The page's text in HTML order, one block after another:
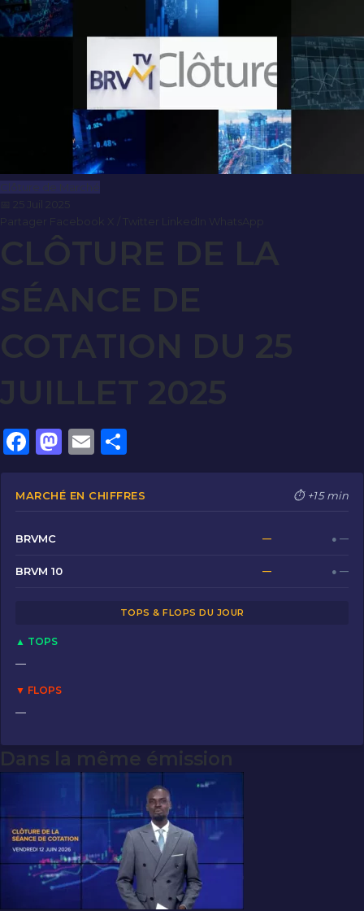
Clôture de Marché
CLÔTURE DE LA
SÉANCE DE
COTATION DU 25
JUILLET 2025
F
a
c
b
o
o
M
a
st
o
n
E
m
ai
ar
ta
MARCHÉ EN CHIFFRES ⏱ +15 min
BRVMC — ● —
BRVM 10 — ● —
TOPS & FLOPS DU JOUR
▲ TOPS
—
▼ FLOPS
—
Dans la même émission